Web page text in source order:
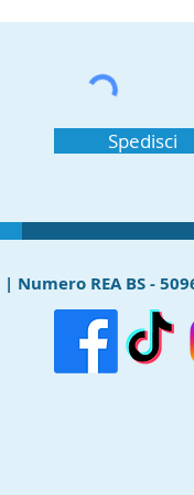
Spedisci
| Numero REA BS -